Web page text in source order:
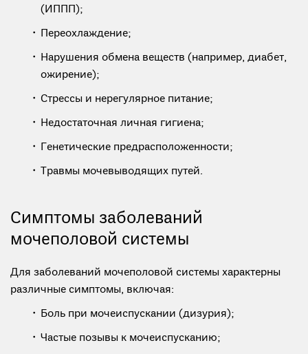
(ИППП);
Переохлаждение;
Нарушения обмена веществ (например, диабет,
ожирение);
Стрессы и нерегулярное питание;
Недостаточная личная гигиена;
Генетические предрасположенности;
Травмы мочевыводящих путей.
Симптомы заболеваний
мочеполовой системы
Для заболеваний мочеполовой системы характерны
различные симптомы, включая:
Боль при мочеиспускании (дизурия);
Частые позывы к мочеиспусканию;